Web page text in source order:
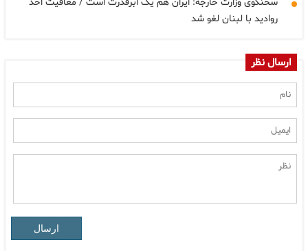
روادید با لبنان لغو شد
ارسال نظر
ارسال